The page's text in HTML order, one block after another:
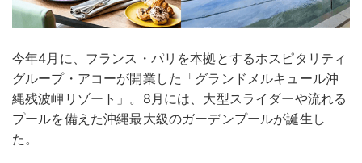
今年4月に、フランス・パリを本拠とするホスピタリティ
グループ・アコーが開業した「グランドメルキュール沖
縄残波岬リゾート」。8月には、大型スライダーや流れる
プールを備えた沖縄最大級のガーデンプールが誕生し
た。